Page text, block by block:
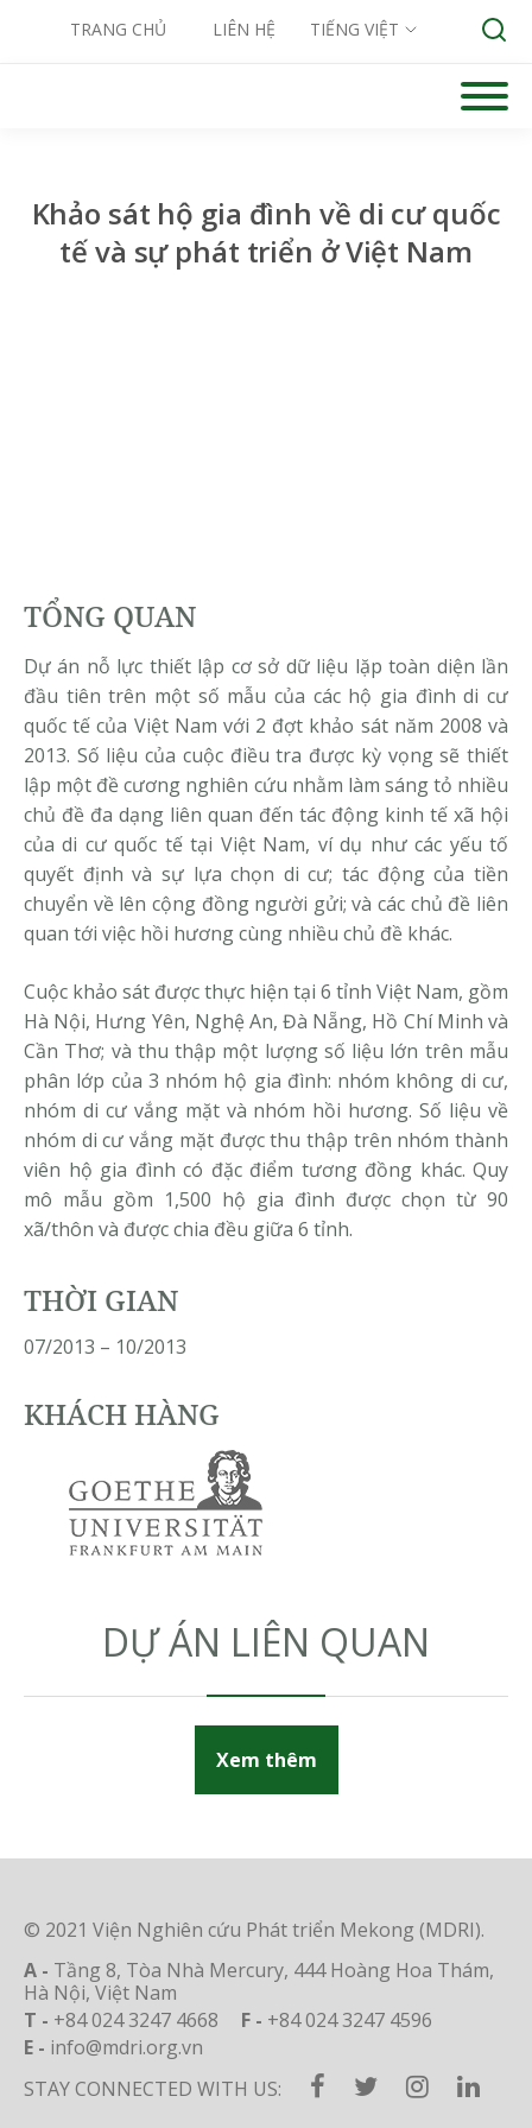
TRANG CHỦ LIÊN HỆ TIẾNG VIỆT
Khảo sát hộ gia đình về di cư quốc
tế và sự phát triển ở Việt Nam
TỔNG QUAN
Dự án nỗ lực thiết lập cơ sở dữ liệu lặp toàn diện lần
đầu tiên trên một số mẫu của các hộ gia đình di cư
quốc tế của Việt Nam với 2 đợt khảo sát năm 2008 và
2013. Số liệu của cuộc điều tra được kỳ vọng sẽ thiết
lập một đề cương nghiên cứu nhằm làm sáng tỏ nhiều
chủ đề đa dạng liên quan đến tác động kinh tế xã hội
của di cư quốc tế tại Việt Nam, ví dụ như các yếu tố
quyết định và sự lựa chọn di cư; tác động của tiền
chuyển về lên cộng đồng người gửi; và các chủ đề liên
quan tới việc hồi hương cùng nhiều chủ đề khác.
Cuộc khảo sát được thực hiện tại 6 tỉnh Việt Nam, gồm
Hà Nội, Hưng Yên, Nghệ An, Đà Nẵng, Hồ Chí Minh và
Cần Thơ; và thu thập một lượng số liệu lớn trên mẫu
phân lớp của 3 nhóm hộ gia đình: nhóm không di cư,
nhóm di cư vắng mặt và nhóm hồi hương. Số liệu về
nhóm di cư vắng mặt được thu thập trên nhóm thành
viên hộ gia đình có đặc điểm tương đồng khác. Quy
mô mẫu gồm 1,500 hộ gia đình được chọn từ 90
xã/thôn và được chia đều giữa 6 tỉnh.
THỜI GIAN
07/2013 – 10/2013
KHÁCH HÀNG
DỰ ÁN LIÊN QUAN
Xem thêm
© 2021 Viện Nghiên cứu Phát triển Mekong (MDRI).
A - Tầng 8, Tòa Nhà Mercury, 444 Hoàng Hoa Thám,
Hà Nội, Việt Nam
T - +84 024 3247 4668 F - +84 024 3247 4596
E - info@mdri.org.vn
STAY CONNECTED WITH US: